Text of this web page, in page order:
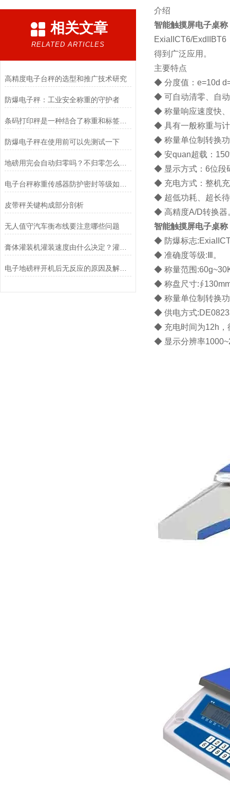
相关文章
RELATED ARTICLES
高精度电子台秤的选型和推广技术研究
防爆电子秤：工业安全称重的守护者
条码打印秤是一种结合了称重和标签打印功能的设备
防爆电子秤在使用前可以先测试一下
皮带秤关键构成部分剖析
无人值守汽车衡布线要注意哪些问题
电子地磅秤开机后无反应的原因及解决方法介绍
介绍
智能触摸屏电子桌
ExiaIICT6/
得到广泛应用。
主要特点
◆ 分度值：e=10d
◆ 可自动清零、自
◆ 称量响应速度快
◆ 具有一般称重与
◆ 称量单位制转换
◆ 安quan超载：
◆ 显示方式：6位段
◆ 充电方式：整机
◆ 超低功耗、超长
◆ 高精度A/D转换器
智能触摸屏电子桌
◆ 防爆标志
◆ 准确度等级:Ⅲ。
◆ 称量范围
◆ 称盘尺寸
◆ 称量单位制转换
◆ 供电方式:DE0823
◆ 充电时间为12h，
◆ 显示分辨率